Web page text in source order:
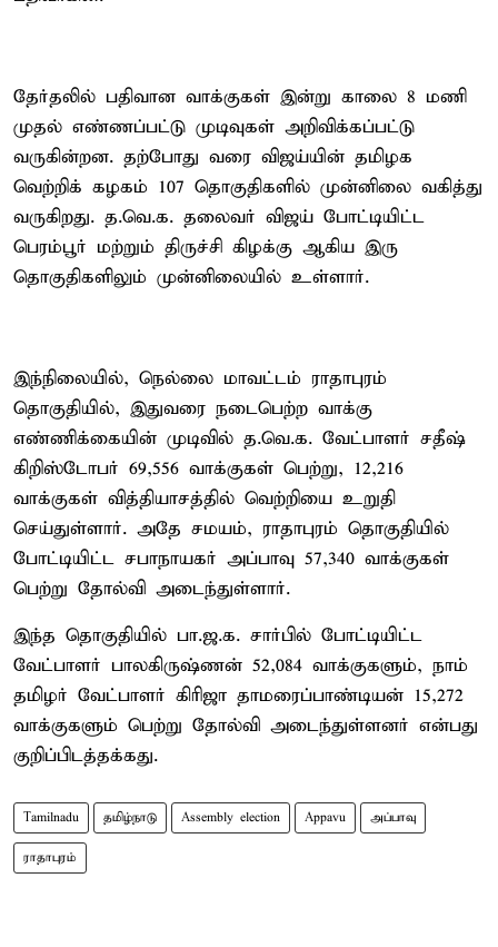
தேர்தலில் பதிவான வாக்குகள் இன்று காலை 8 மணி
முதல் எண்ணப்பட்டு முடிவுகள் அறிவிக்கப்பட்டு
வருகின்றன. தற்போது வரை விஜய்யின் தமிழக
வெற்றிக் கழகம் 107 தொகுதிகளில் முன்னிலை வகித்து
வருகிறது. த.வெ.க. தலைவர் விஜய் போட்டியிட்ட
பெரம்பூர் மற்றும் திருச்சி கிழக்கு ஆகிய இரு
தொகுதிகளிலும் முன்னிலையில் உள்ளார்.
இந்நிலையில், நெல்லை மாவட்டம் ராதாபுரம்
தொகுதியில், இதுவரை நடைபெற்ற வாக்கு
எண்ணிக்கையின் முடிவில் த.வெ.க. வேட்பாளர் சதீஷ்
கிறிஸ்டோபர் 69,556 வாக்குகள் பெற்று, 12,216
வாக்குகள் வித்தியாசத்தில் வெற்றியை உறுதி
செய்துள்ளார். அதே சமயம், ராதாபுரம் தொகுதியில்
போட்டியிட்ட சபாநாயகர் அப்பாவு 57,340 வாக்குகள்
பெற்று தோல்வி அடைந்துள்ளார்.
இந்த தொகுதியில் பா.ஜ.க. சார்பில் போட்டியிட்ட
வேட்பாளர் பாலகிருஷ்ணன் 52,084 வாக்குகளும், நாம்
தமிழர் வேட்பாளர் கிரிஜா தாமரைப்பாண்டியன் 15,272
வாக்குகளும் பெற்று தோல்வி அடைந்துள்ளனர் என்பது
குறிப்பிடத்தக்கது.
Tamilnadu தமிழ்நாடு Assembly election Appavu அப்பாவு
ராதாபுரம்